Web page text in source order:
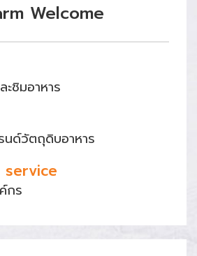
Welcome
ชิมอาหาร
ด์วัตถุดิบอาหาร
service
กร